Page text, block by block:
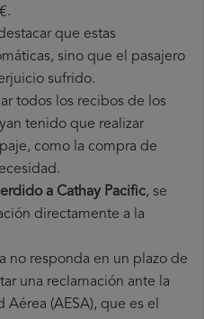
que estas
sino que el pasajero
sufrido.
todos los recibos de los
tenido que realizar
como la compra de
a Cathay Pacific, se
directamente a la
no responda en un plazo de
una reclamación ante la
(AESA), que es el